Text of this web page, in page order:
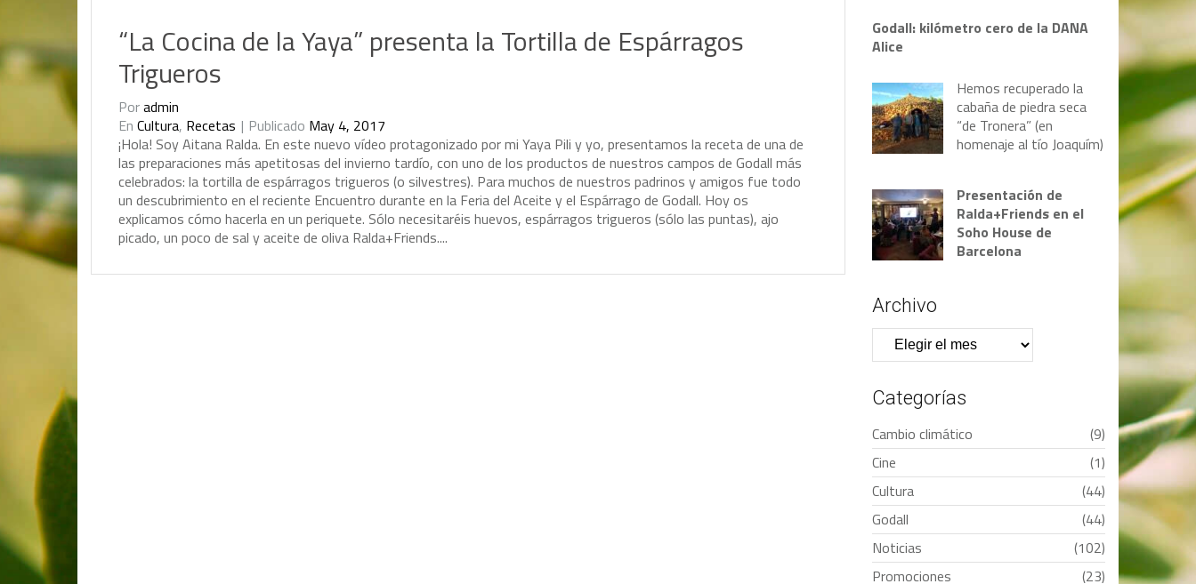
“La Cocina de la Yaya” presenta la Tortilla de Espárragos
Trigueros
Poradmin
En Cultura, Recetas Publicado May 4, 2017
¡Hola! SoyAitana Ralda. En este nuevo vídeo protagonizado pormi Yaya Pili yyo, presentamos larecetade unade
las preparaciones más apetitosas del invierno tardío, con uno de los productos de nuestros campos de Godall más
celebrados: la tortillade espárragos trigueros (o silvestres). Paramuchos de nuestros padrinos yamigos fue todo
un descubrimiento en el reciente Encuentro durante en la Feriadel Aceite yel Espárrago de Godall. Hoyos
explicamos cómo hacerlaen un periquete. Sólo necesitaréis huevos, espárragos trigueros (sólo las puntas), ajo
picado, un poco de sal yaceite de oliva Ralda+Friends....
Godall: kilómetro cero de la DANA
Alice
Hemos recuperado la
cabaña de piedra seca
“de Tronera” (en
homenaje al tío Joaquím)
Presentación de
Ralda+Friends en el
Soho House de
Barcelona
Archivo
Archivo
Categorías
Cambio climático
(9)
Cine
(1)
Cultura
(44)
Godall
(44)
Noticias
(102)
Promociones
(23)